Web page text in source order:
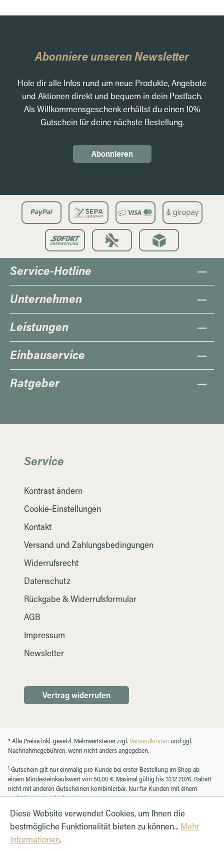
Abonniere unseren Newsletter
Hole dir alle Infos rund um neue Produkte, Angebote
und Aktionen direkt und bequem in dein Postfach.
Als Willkommensgeschenk erhältst du einen10%
Gutscheinfür deine nächste Bestellung.
Abonnieren
Service-Hotline
Unternehmen
Leistungen
Einbauservice
Ratgeber
Service
Kontrast ändern
Cookie-Einstellungen
Kontakt
Versand und Zahlungsbedingungen
Widerrufsrecht
Datenschutz
Rückgabe & Widerrufsformular
AGB
Impressum
Newsletter
Vertrag widerrufen
* Alle Preise inkl. gesetzl. Mehrwertsteuer zzgl.Versandkosten und ggf.
Nachnahmegebühren, wenn nicht anders angegeben.
1 Gutschein gilt nur einmalig pro Kunde bei erster Bestellung im Shop ab
einem Mindesteinkaufswert von 50,00 €. Maximal gültig bis 31.12.2026. Rabatt
nicht mit anderen Gutscheinen kombinierbar. Nur für Kunden mit einem
registrierten Kundenkonto.
Diese Website verwendet Cookies, um Ihnen die
bestmögliche Funktionalität bieten zu können... Mehr
Informationen.